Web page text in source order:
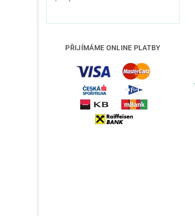
PŘIJÍMÁME ONLINE PLATBY